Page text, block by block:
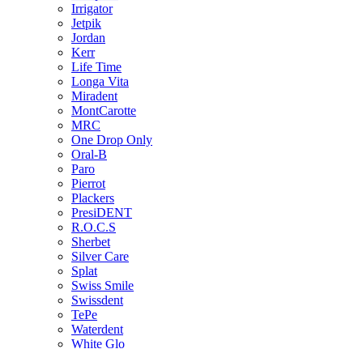
Irrigator
Jetpik
Jordan
Kerr
Life Time
Longa Vita
Miradent
MontCarotte
MRC
One Drop Only
Oral-B
Paro
Pierrot
Plackers
PresiDENT
R.O.C.S
Sherbet
Silver Care
Splat
Swiss Smile
Swissdent
TePe
Waterdent
White Glo